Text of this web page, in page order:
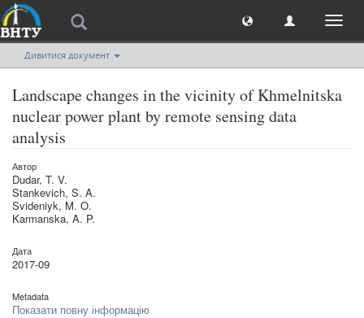
Toggle
Дивитися документ
Landscape changes in the vicinity of Khmelnitska
nuclear power plant by remote sensing data
analysis
Автор
Dudar, T. V.
Stankevich, S. A.
Svideniyk, M. O.
Karmanska, A. P.
Дата
2017-09
Metadata
Показати повну інформацію